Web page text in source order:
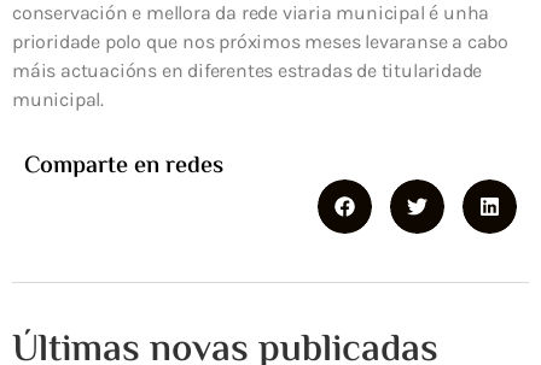
conservación e mellora da rede viaria municipal é unha
prioridade polo que nos próximos meses levaranse a cabo
máis actuacións en diferentes estradas de titularidade
municipal.
Comparte en redes
Últimas novas publicadas